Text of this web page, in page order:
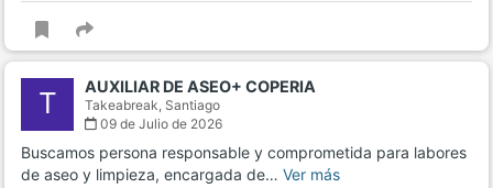
T AUXILIAR DE ASEO+ COPERIA
Takeabreak, Santiago
09 de Julio de 2026
Buscamos persona responsable y comprometida para labores
de aseo y limpieza, encargada de… Ver más